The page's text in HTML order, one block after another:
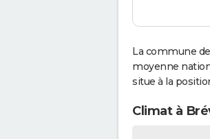
La commune
moyenne
situe à la
Climat à